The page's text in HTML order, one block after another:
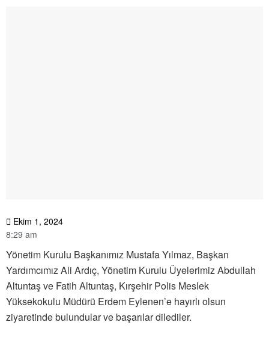
Ekim 1, 2024
8:29 am
Yönetim Kurulu Başkanımız Mustafa Yılmaz, Başkan
Yardımcımız Ali Ardıç, Yönetim Kurulu Üyelerimiz Abdullah
Altuntaş ve Fatih Altuntaş, Kırşehir Polis Meslek
Yüksekokulu Müdürü Erdem Eylenen’e hayırlı olsun
ziyaretinde bulundular ve başarılar dilediler.